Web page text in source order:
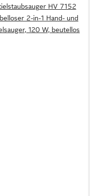
HV 7152
2-in-1 Hand- und
120 W, beutellos